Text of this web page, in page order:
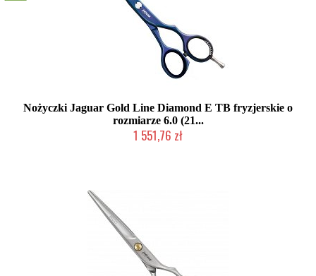
Nożyczki Jaguar Gold Line Diamond E TB fryzjerskie o
rozmiarze 6.0 (21...
1 551,76 zł